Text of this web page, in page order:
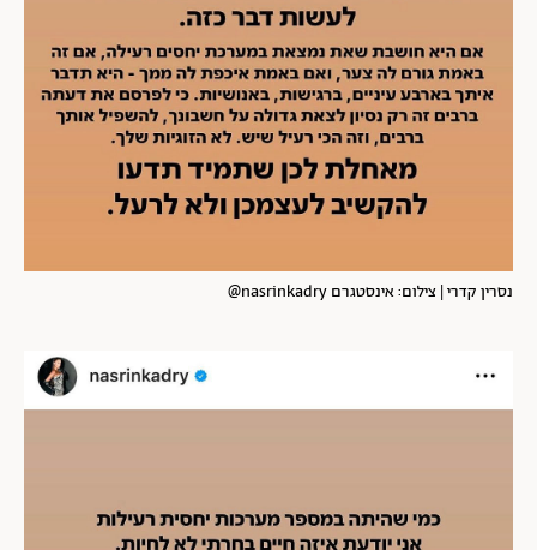
נסרין קדרי | צילום: אינסטגרם nasrinkadry@